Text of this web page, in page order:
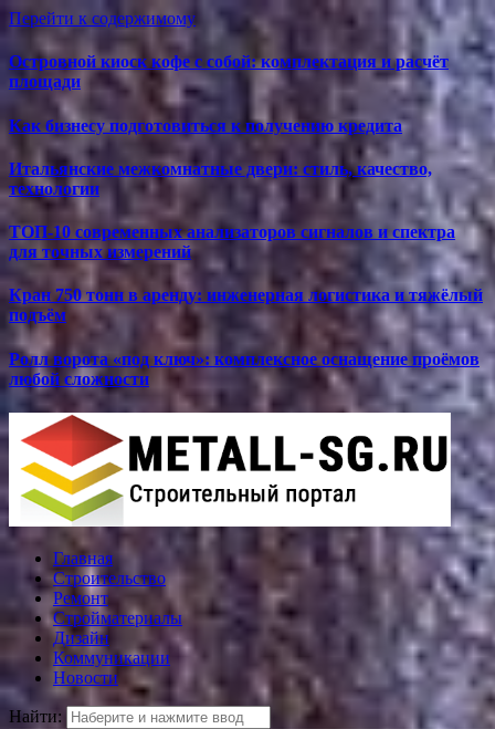
Перейти к содержимому
Островной киоск кофе с собой: комплектация и расчёт
площади
Как бизнесу подготовиться к получению кредита
Итальянские межкомнатные двери: стиль, качество,
технологии
ТОП-10 современных анализаторов сигналов и спектра
для точных измерений
Кран 750 тонн в аренду: инженерная логистика и тяжёлый
подъём
Ролл ворота «под ключ»: комплексное оснащение проёмов
любой сложности
Главная
Строительство
Ремонт
Стройматериалы
Дизайн
Коммуникации
Новости
Найти: